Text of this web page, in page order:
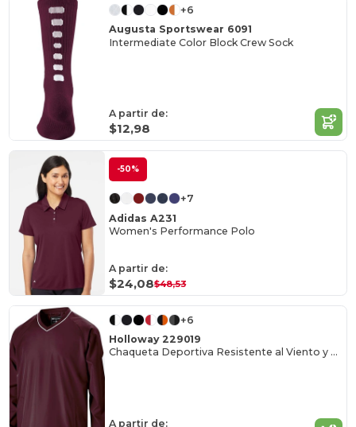
+6
Augusta Sportswear 6091
Intermediate Color Block Crew Sock
A partir de:
$12,98
-50%
+7
Adidas A231
Women's Performance Polo
A partir de:
$24,08$48,53
+6
Holloway 229019
Chaqueta Deportiva Resistente al Viento y Agua
A partir de: